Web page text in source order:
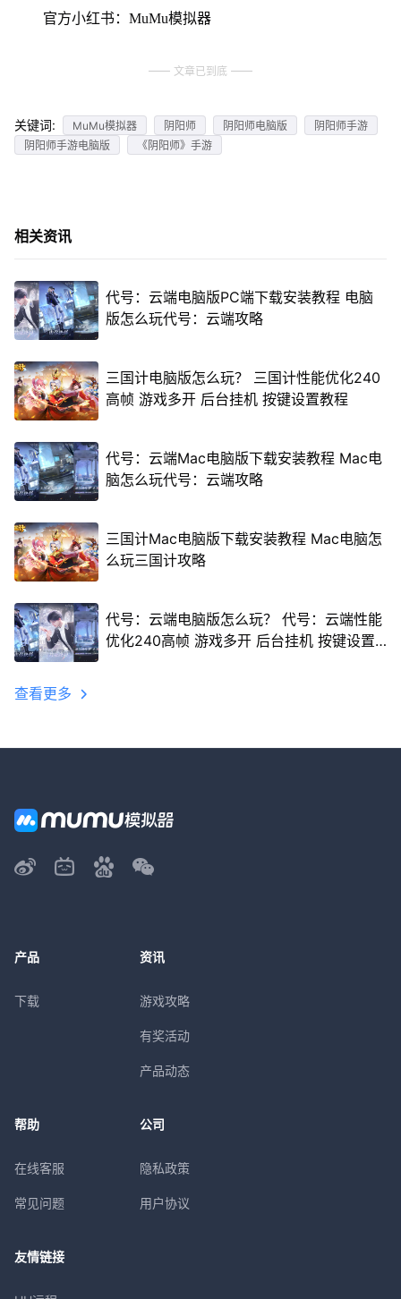
官方小红书：MuMu模拟器
文章已到底
关键词: MuMu模拟器 阴阳师 阴阳师电脑版
阴阳师手游
阴阳师手游电脑版
《阴阳师》手游
相关资讯
代号：云端电脑版PC端下载安装教程 电脑
版怎么玩代号：云端攻略
三国计电脑版怎么玩？ 三国计性能优化240
高帧 游戏多开 后台挂机 按键设置教程
代号：云端Mac电脑版下载安装教程 Mac电
脑怎么玩代号：云端攻略
三国计Mac电脑版下载安装教程 Mac电脑怎
么玩三国计攻略
代号：云端电脑版怎么玩？ 代号：云端性能
优化240高帧 游戏多开 后台挂机 按键设置
查看更多
产品
下载
资讯
游戏攻略
有奖活动
产品动态
帮助
在线客服
常见问题
公司
隐私政策
用户协议
友情链接